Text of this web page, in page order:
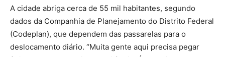
A cidade abriga cerca de 55 mil habitantes, segundo
dados da Companhia de Planejamento do Distrito Federal
(Codeplan), que dependem das passarelas para o
deslocamento diário. “Muita gente aqui precisa pegar